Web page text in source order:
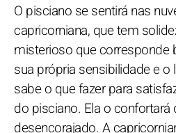
O pisciano se sentirá nas
capricorniana, que tem
misterioso que
sua própria sensibilidade e o
sabe o que fazer para
do pisciano. Ela o confortará
desencorajado. A